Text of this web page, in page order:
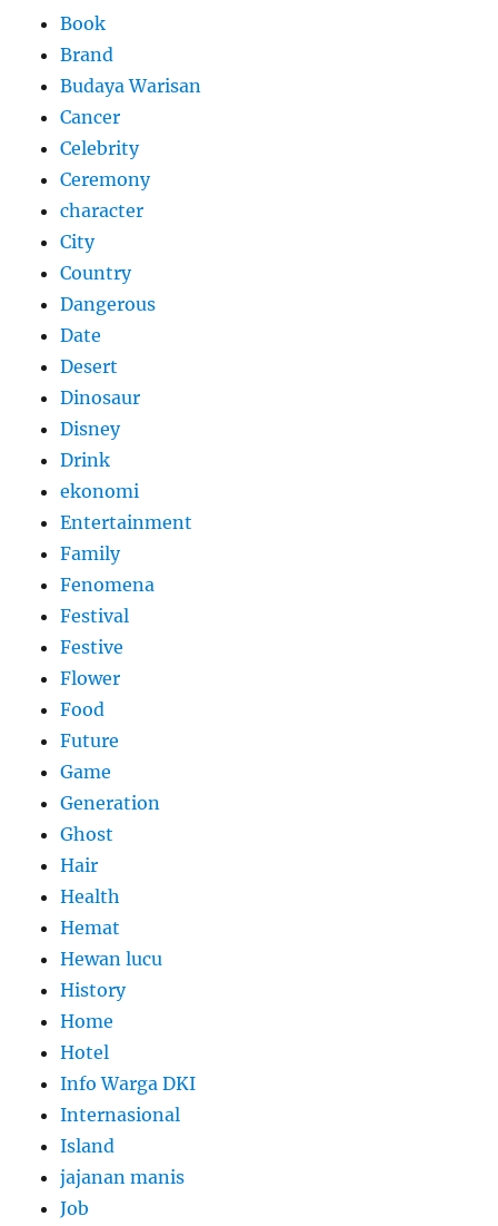
Book
Brand
Budaya Warisan
Cancer
Celebrity
Ceremony
character
City
Country
Dangerous
Date
Desert
Dinosaur
Disney
Drink
ekonomi
Entertainment
Family
Fenomena
Festival
Festive
Flower
Food
Future
Game
Generation
Ghost
Hair
Health
Hemat
Hewan lucu
History
Home
Hotel
Info Warga DKI
Internasional
Island
jajanan manis
Job